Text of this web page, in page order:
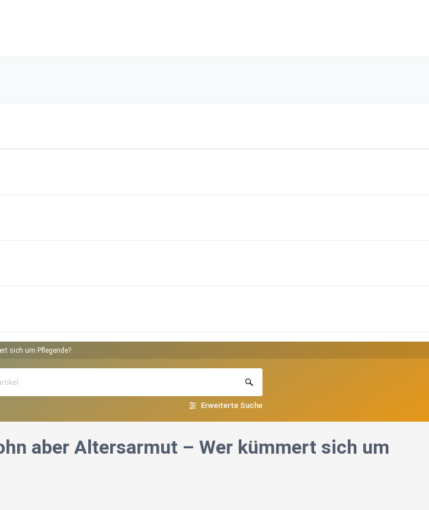
sich um Pflegende?
Erweiterte Suche
aber Altersarmut – Wer kümmert sich um